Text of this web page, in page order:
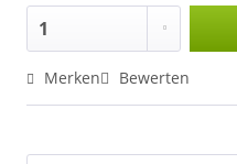
Merken Bewerten